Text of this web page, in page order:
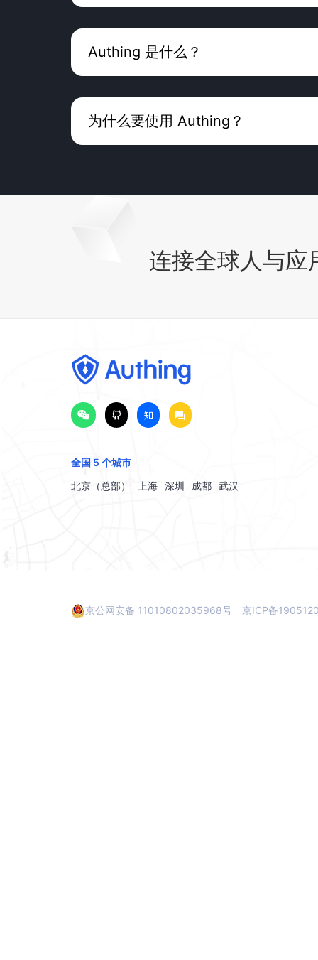
Authing 是什么？
为什么要使用 Authing？
连接全球人与应
全国 5 个城市
北京（总部）
上海 深圳 成都 武汉
京公网安备 11010802035968号 京ICP备